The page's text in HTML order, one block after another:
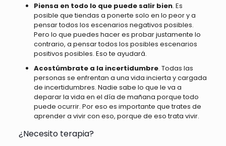
Piensa en todo lo que puede salir bien. Es
posible que tiendas a ponerte solo en lo peor y a
pensar todos los escenarios negativos posibles.
Pero lo que puedes hacer es probar justamente lo
contrario, a pensar todos los posibles escenarios
positivos posibles. Eso te ayudará.
Acostúmbrate a la incertidumbre. Todas las
personas se enfrentan a una vida incierta y cargada
de incertidumbres. Nadie sabe lo que le va a
deparar la vida en el día de mañana porque todo
puede ocurrir. Por eso es importante que trates de
aprender a vivir con eso, porque de eso trata vivir.
¿Necesito terapia?